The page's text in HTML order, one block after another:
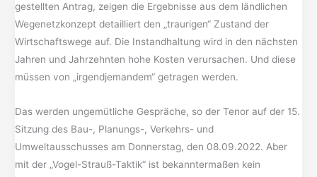
gestellten Antrag, zeigen die Ergebnisse aus dem ländlichen
Wegenetzkonzept detailliert den „traurigen“ Zustand der
Wirtschaftswege auf. Die Instandhaltung wird in den nächsten
Jahren und Jahrzehnten hohe Kosten verursachen. Und diese
müssen von „irgendjemandem“ getragen werden.
Das werden ungemütliche Gespräche, so der Tenor auf der 15.
Sitzung des Bau-, Planungs-, Verkehrs- und
Umweltausschusses am Donnerstag, den 08.09.2022. Aber
mit der „Vogel-Strauß-Taktik“ ist bekanntermaßen kein